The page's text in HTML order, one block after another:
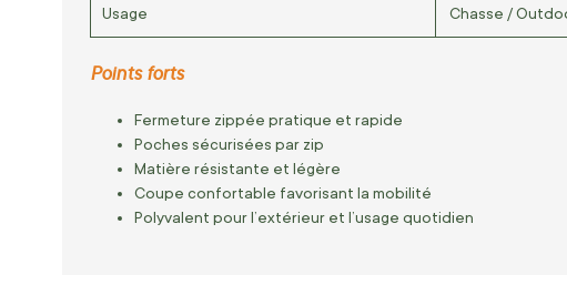
Usage Chasse /
Points forts
Fermeture zippée pratique et rapide
Poches sécurisées par zip
Matière résistante et légère
Coupe confortable favorisant la mobilité
Polyvalent pour l’extérieur et l’usage quotidien